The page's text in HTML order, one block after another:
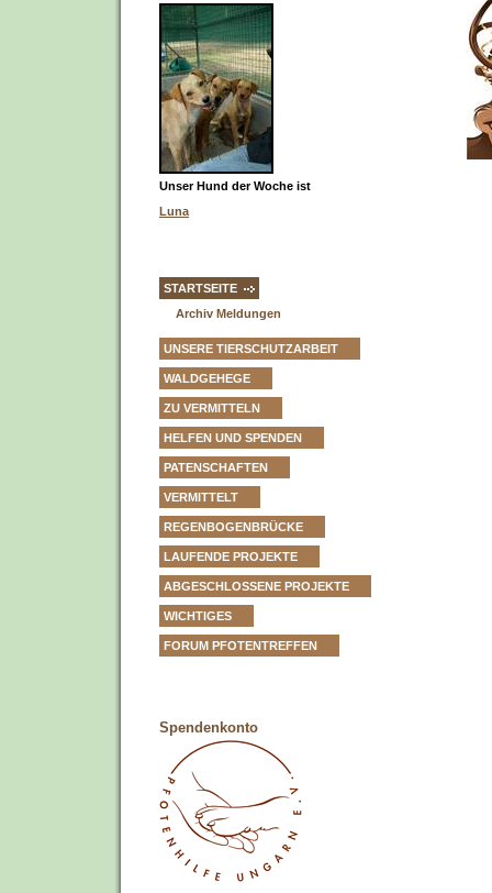
Unser Hund der Woche ist
Luna
STARTSEITE
Archiv Meldungen
UNSERE TIERSCHUTZARBEIT
WALDGEHEGE
ZU VERMITTELN
HELFEN UND SPENDEN
PATENSCHAFTEN
VERMITTELT
REGENBOGENBRÜCKE
LAUFENDE PROJEKTE
ABGESCHLOSSENE PROJEKTE
WICHTIGES
FORUM PFOTENTREFFEN
Spendenkonto